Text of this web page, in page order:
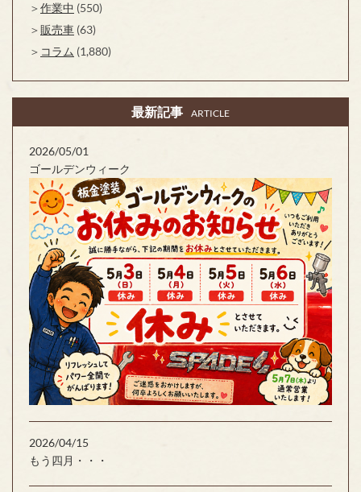
作業中 (550)
販売車 (63)
コラム (1,880)
最新記事 ARTICLE
2026/05/01
ゴールデンウィーク
2026/04/15
もう四月・・・